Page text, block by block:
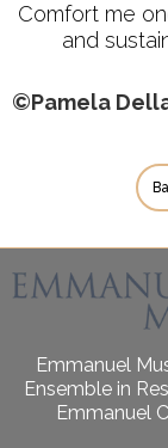
Comfort me
and
©Pamela
Emmanuel
Ensemble in
Emmanuel